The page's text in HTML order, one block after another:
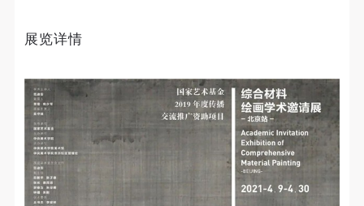
展览详情
识。
参加本次活动者必须遵守中华人民共和国的相关法
律、法规，必须遵循道德和社会公德规范，并应该具
备以人为本、团结友爱、互相帮助和助人为乐的良好
品质。
第三条
参加本次活动人员应该是成年人（具有完全民事行为
识。
参加本次活动者必须遵守中华人民共和国的相关法
律、法规，必须遵循道德和社会公德规范，并应该具
备以人为本、团结友爱、互相帮助和助人为乐的良好
品质。
第三条
参加本次活动人员应该是成年人（具有完全民事行为
识。
参加本次活动者必须遵守中华人民共和国的相关法
律、法规，必须遵循道德和社会公德规范，并应该具
备以人为本、团结友爱、互相帮助和助人为乐的良好
品质。
第三条
参加本次活动人员应该是成年人（具有完全民事行为